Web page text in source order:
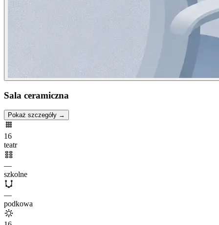
Sala ceramiczna
Pokaż szczegóły →
16
teatr
—
szkolne
—
podkowa